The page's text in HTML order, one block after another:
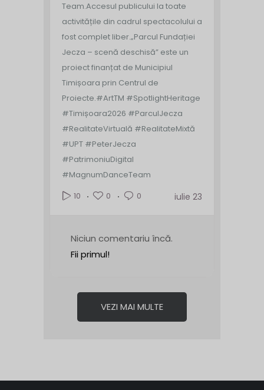
Team.Accesul publicului la toate
activitățile din cadrul spectacolului a
fost complet liber.„Parcul Fundației
Jecza – scenă deschisă” este un
proiect finanțat de Municipiul
Timișoara prin Centrul de
Proiecte.#ArtTM #SpotlightHeritage
#Timișoara2026 #ParculJecza
#RealitateVirtuală #RealitateMixtă
#UPT #PeterJecza
#PatrimoniuDigital
#MagnumDanceTeam
10
0 0 iulie 23
Niciun comentariu încă.
Fii primul!
VEZI MAI MULTE